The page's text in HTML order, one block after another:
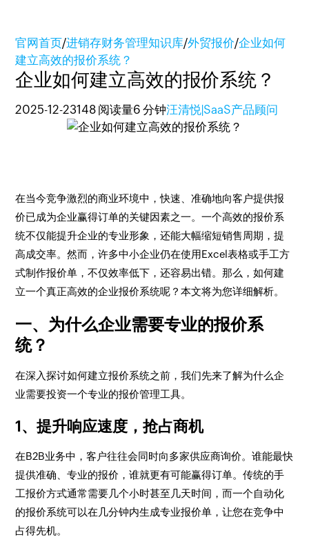
官网首页/进销存财务管理知识库/外贸报价/企业如何
建立高效的报价系统？
企业如何建立高效的报价系统？
2025-12-23148 阅读量6 分钟汪清悦|SaaS产品顾问
在当今竞争激烈的商业环境中，快速、准确地向客户提供报
价已成为企业赢得订单的关键因素之一。一个高效的报价系
统不仅能提升企业的专业形象，还能大幅缩短销售周期，提
高成交率。然而，许多中小企业仍在使用Excel表格或手工方
式制作报价单，不仅效率低下，还容易出错。那么，如何建
立一个真正高效的企业报价系统呢？本文将为您详细解析。
一、为什么企业需要专业的报价系
统？
在深入探讨如何建立报价系统之前，我们先来了解为什么企
业需要投资一个专业的报价管理工具。
1、提升响应速度，抢占商机
在B2B业务中，客户往往会同时向多家供应商询价。谁能最快
提供准确、专业的报价，谁就更有可能赢得订单。传统的手
工报价方式通常需要几个小时甚至几天时间，而一个自动化
的报价系统可以在几分钟内生成专业报价单，让您在竞争中
占得先机。